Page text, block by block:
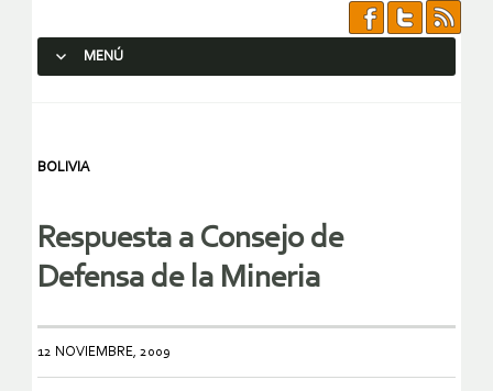
MENÚ
BOLIVIA
Respuesta a Consejo de
Defensa de la Mineria
12 NOVIEMBRE, 2009